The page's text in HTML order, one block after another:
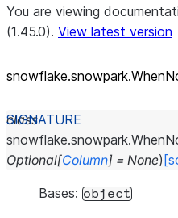
You are viewing
(1.45.0). View latest version
class
snowflake.snowpark.
Optional[Column] = None)
Bases: object